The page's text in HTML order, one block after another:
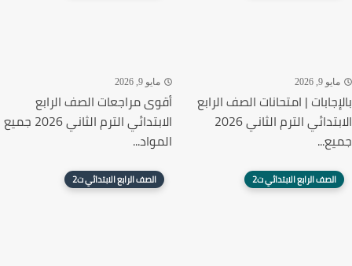
9, 2026
| امتحانات الصف الرابع
الابتدائي الترم الثاني 2026
مايو 9, 2026
أقوى مراجعات الصف الرابع
الابتدائي الترم الثاني 2026 جميع
المواد...
الصف الرابع الابتدائي ت2 الصف الرابع الابتدائي ت2